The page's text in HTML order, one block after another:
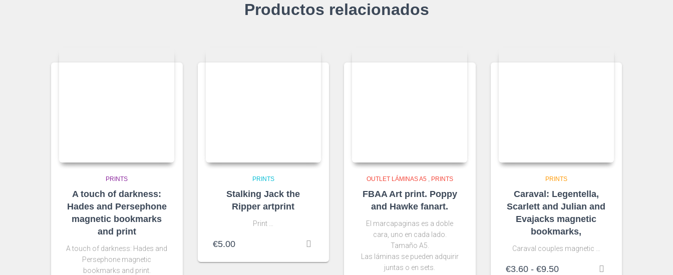
Productos relacionados
PRINTS
A touch of darkness:
Hades and Persephone
magnetic bookmarks
and print
A touch of darkness: Hades and
Persephone magnetic
bookmarks and print.
PRINTS
Stalking Jack the
Ripper artprint
Print …
€5.00
OUTLET LÁMINAS A5 , PRINTS
FBAA Art print. Poppy
and Hawke fanart.
El marcapaginas es a doble
cara, uno en cada lado.
Tamaño A5.
Las láminas se pueden adquirir
juntas o en sets.
PRINTS
Caraval: Legentella,
Scarlett and Julian and
Evajacks magnetic
bookmarks,
Caraval couples magnetic …
€3.60 - €9.50Rango